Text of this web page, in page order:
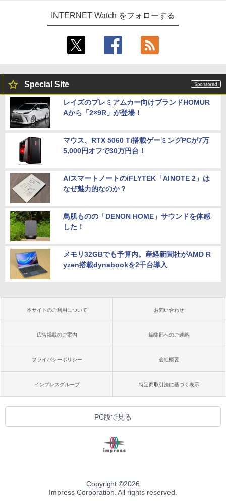
INTERNET Watch をフォローする
Special Site
レイズのプレミアムカー向けブランドHOMUR
Aから「2×9R」が登場！
マウス、RTX 5060 Ti搭載ゲーミングPCが7万
5,000円オフで30万円台！
AIスマートノートのiFLYTEK「AINOTE 2」は
なぜ魅力的なのか？
鳥肌ものの「DENON HOME」サウンドを体感
した！
メモリ32GBでも予算内。産経新聞社がAMD R
yzen搭載dynabookを2千台導入
本サイトのご利用について お問い合わせ
広告掲載のご案内 編集部へのご連絡
プライバシーポリシー 会社概要
インプレスグループ 特定商取引法に基づく表示
PC版で見る
Copyright ©2026
Impress Corporation. All rights reserved.